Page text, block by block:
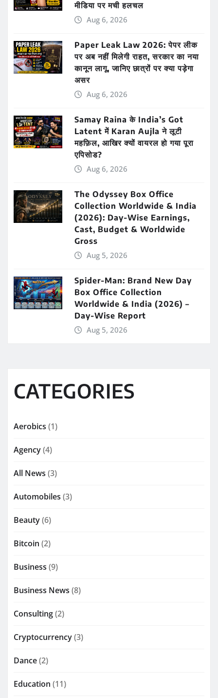
मीडिया पर मची हलचल
Aug 6, 2026
Paper Leak Law 2026: पेपर लीक
पर अब नहीं मिलेगी राहत, सरकार का नया
कानून लागू, जानिए छात्रों पर क्या पड़ेगा
असर
Aug 6, 2026
Samay Raina के India’s Got
Latent में Karan Aujla ने लूटी
महफ़िल, आखिर क्यों वायरल हो गया पूरा
एपिसोड?
Aug 6, 2026
The Odyssey Box Office
Collection Worldwide & India
(2026): Day-Wise Earnings,
Cast, Budget & Worldwide
Gross
Aug 5, 2026
Spider-Man: Brand New Day
Box Office Collection
Worldwide & India (2026) –
Day-Wise Report
Aug 5, 2026
CATEGORIES
Aerobics (1)
Agency(4)
All News (3)
Automobiles (3)
Beauty(6)
Bitcoin (2)
Business (9)
Business News (8)
Consulting(2)
Cryptocurrency(3)
Dance(2)
Education (11)